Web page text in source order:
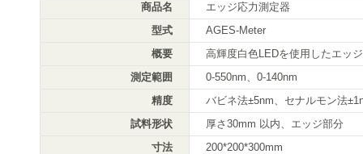
商品名
エッジ応力測定器
型式
AGES-Meter
概要
高輝度白色LEDを使用したエッ
測定範囲
0-550nm、0-140nm
精度
バビネ法±5nm、セナルモン法
試料形状
厚さ30mm 以内、エッジ部分
寸法
200*200*300mm